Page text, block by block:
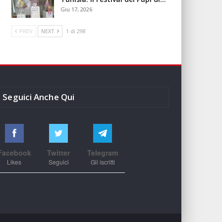
Giu 17, 2026
PREV NEXT 1 di 298
Seguici Anche Qui
Likes
Twitter
Seguici
Telegram
Gli iscritti